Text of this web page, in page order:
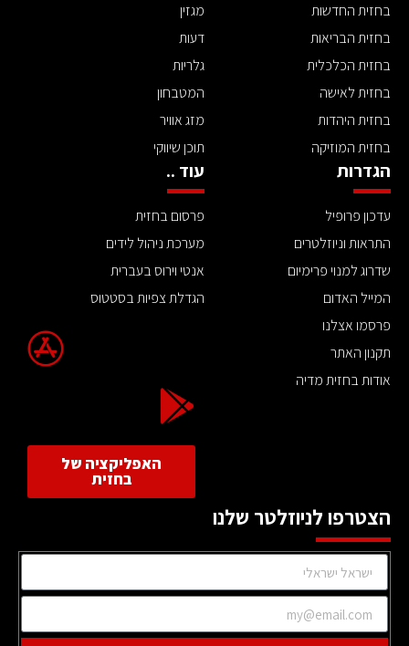
בחזית החדשות
בחזית הבריאות
בחזית הכלכלית
בחזית לאישה
בחזית היהדות
בחזית המוזיקה
מגזין
דעות
גלריות
המטבחון
מזג אוויר
תוכן שיווקי
הגדרות
עדכון פרופיל
התראות וניוזלטרים
שדרוג למנוי פרימיום
המייל האדום
פרסמו אצלנו
תקנון האתר
אודות בחזית מדיה
עוד ..
פרסום בחזית
מערכת ניהול לידים
אנטי וירוס בעברית
הגדלת צפיות בסטטוס
האפליקציה של
בחזית
הצטרפו לניוזלטר שלנו